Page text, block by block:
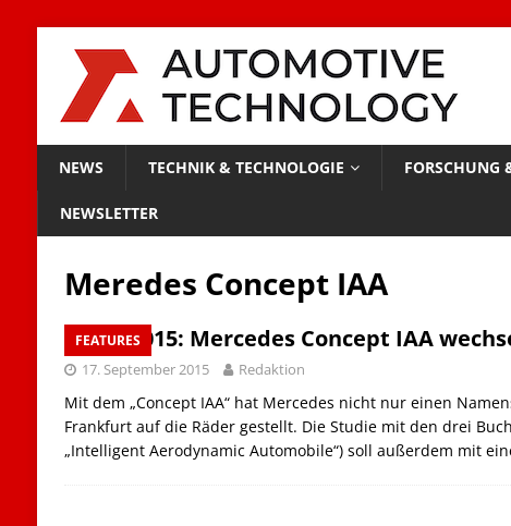
NEWS TECHNIK & TECHNOLOGIE FORSCHUNG
NEWSLETTER
Meredes Concept IAA
FEATURES
IAA 2015: Mercedes Concept IAA
17. September 2015 Redaktion
Mit dem „Concept IAA“ hat Mercedes nicht nur einen
Frankfurt auf die Räder gestellt. Die Studie mit den drei
„Intelligent Aerodynamic Automobile“) soll außerdem mit